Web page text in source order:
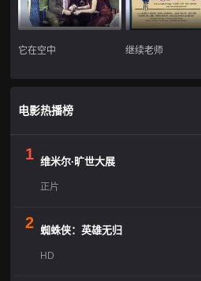
它在空中 继续老师
电影热播榜
1 维米尔·旷世大展
正片
2 蜘蛛侠：英雄无归
HD